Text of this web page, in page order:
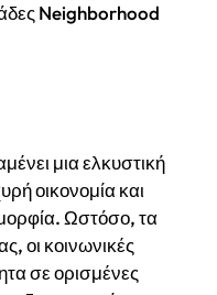
Neighborhood
μια ελκυστική
οικονομία και
Ωστόσο, τα
οι κοινωνικές
σε ορισμένες